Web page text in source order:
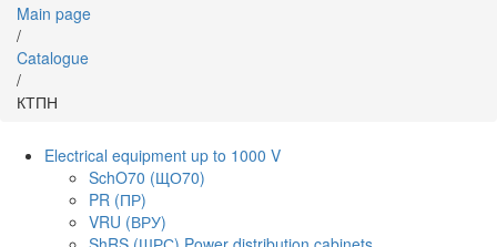
Main page
/
Catalogue
/
КТПН
Electrical equipment up to 1000 V
SchO70 (ЩО70)
PR (ПР)
VRU (ВРУ)